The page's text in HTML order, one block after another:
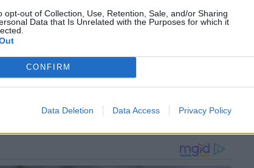
opt-out of Collection, Use, Retention, Sale, and/or Sharing
Data that Is Unrelated with the Purposes for which it
CONFIRM
Data Deletion Data Access Privacy Policy
δόσεις θα είναι διαθέσιμες
ο Ρώσος πρωθυπουργός Μιχαήλ
την κατοχύρωση του